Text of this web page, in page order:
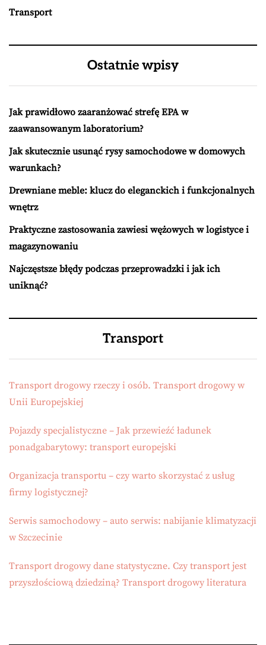
Transport
Ostatnie wpisy
Jak prawidłowo zaaranżować strefę EPA w
zaawansowanym laboratorium?
Jak skutecznie usunąć rysy samochodowe w domowych
warunkach?
Drewniane meble: klucz do eleganckich i funkcjonalnych
wnętrz
Praktyczne zastosowania zawiesi wężowych w logistyce i
magazynowaniu
Najczęstsze błędy podczas przeprowadzki i jak ich
uniknąć?
Transport
Transport drogowy rzeczy i osób. Transport drogowy w
Unii Europejskiej
Pojazdy specjalistyczne – Jak przewieźć ładunek
ponadgabarytowy: transport europejski
Organizacja transportu – czy warto skorzystać z usług
firmy logistycznej?
Serwis samochodowy – auto serwis: nabijanie klimatyzacji
w Szczecinie
Transport drogowy dane statystyczne. Czy transport jest
przyszłościową dziedziną? Transport drogowy literatura